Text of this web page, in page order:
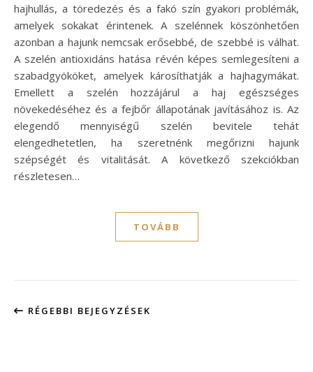
hajhullás, a töredezés és a fakó szín gyakori problémák,
amelyek sokakat érintenek. A szelénnek köszönhetően
azonban a hajunk nemcsak erősebbé, de szebbé is válhat.
A szelén antioxidáns hatása révén képes semlegesíteni a
szabadgyököket, amelyek károsíthatják a hajhagymákat.
Emellett a szelén hozzájárul a haj egészséges
növekedéséhez és a fejbőr állapotának javításához is. Az
elegendő mennyiségű szelén bevitele tehát
elengedhetetlen, ha szeretnénk megőrizni hajunk
szépségét és vitalitását. A következő szekciókban
részletesen…
TOVÁBB
RÉGEBBI BEJEGYZÉSEK